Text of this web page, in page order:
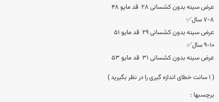
عرض سینه بدون کشسانی ۲۸ قد مایو ۴۸
۷-۸ سال✅
عرض سینه بدون کشسانی ۲۹ قد مایو ۵۱
۹-۱۰ سال✅
عرض سینه بدون کشسانی ۳۱ قد مایو ۵۳
( ۱ سانت خطای اندازه گیری را در نظر بگیرید )
برچسبها :